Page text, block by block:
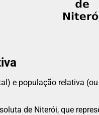
e população relativa (ou
de Niterói, que